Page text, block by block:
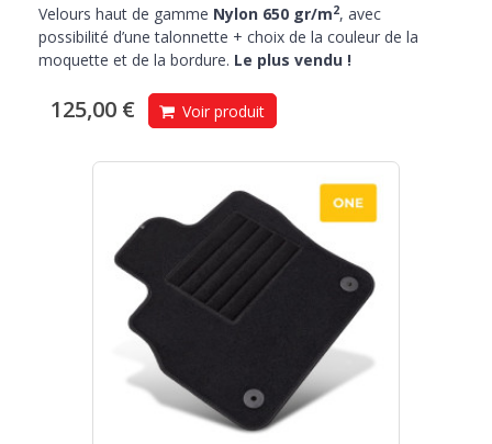
Velours haut de gamme Nylon 650 gr/m2, avec
possibilité d’une talonnette + choix de la couleur de la
moquette et de la bordure. Le plus vendu !
125,00 € Voir produit